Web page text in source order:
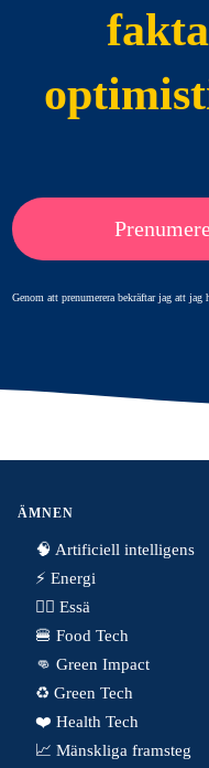
Genom att prenumerera bekräftar jag att jag
ÄMNEN
🧠 Artificiell intelligens
⚡️ Energi
✍🏼 Essä
🍔 Food Tech
👊 Green Impact
♻️ Green Tech
❤️ Health Tech
📈 Mänskliga framsteg